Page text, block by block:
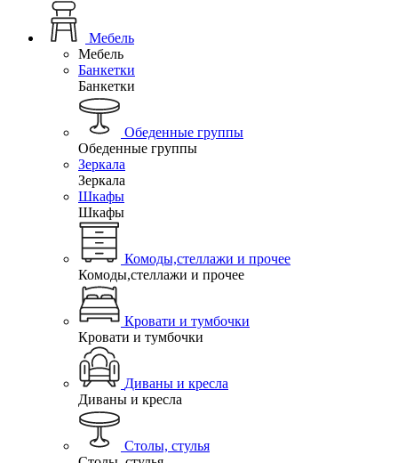
Мебель
Мебель
Банкетки
Банкетки
Обеденные группы
Обеденные группы
Зеркала
Зеркала
Шкафы
Шкафы
Комоды,стеллажи и прочее
Комоды,стеллажи и прочее
Кровати и тумбочки
Кровати и тумбочки
Диваны и кресла
Диваны и кресла
Столы, стулья